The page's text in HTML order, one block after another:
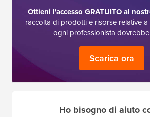
Ottieni l'accesso GRATUITO al
raccolta di prodotti e risorse relative a
ogni professionista
Scarica ora
Ho bisogno di aiuto